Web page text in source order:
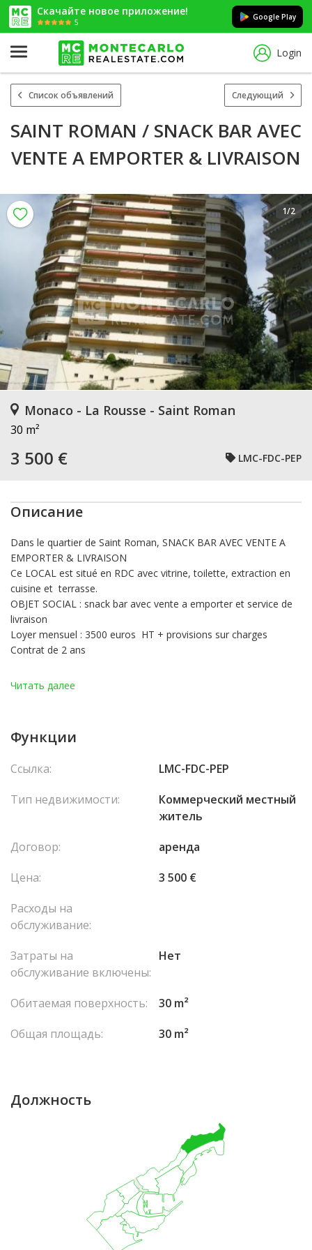
Скачайте новое приложение!
5
Google Play
Login
Список объявлений Следующий
SAINT ROMAN / SNACK BAR AVEC
VENTE A EMPORTER & LIVRAISON
1/2
Monaco - La Rousse - Saint Roman
30 m²
3 500 € LMC-FDC-PEP
Описание
Dans le quartier de Saint Roman, SNACK BAR AVEC VENTE A
EMPORTER & LIVRAISON
Ce LOCAL est situé en RDC avec vitrine, toilette, extraction en
cuisine et terrasse.
OBJET SOCIAL : snack bar avec vente a emporter et service de
livraison
Loyer mensuel : 3500 euros HT + provisions sur charges
Contrat de 2 ans
Читать далее
Функции
Ссылка:
LMC-FDC-PEP
Тип недвижимости:
Коммерческий местный
житель
Договор:
аренда
Цена:
3 500 €
Расходы на
обслуживание:
Затраты на
обслуживание включены:
Нет
Обитаемая поверхность:
30 m²
Общая площадь:
30 m²
Должность